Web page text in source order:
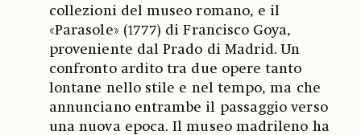
collezioni del museo romano, e il
«Parasole» (1777) di Francisco Goya,
proveniente dal Prado di Madrid. Un
confronto ardito tra due opere tanto
lontane nello stile e nel tempo, ma che
annunciano entrambe il passaggio verso
una nuova epoca. Il museo madrileno ha